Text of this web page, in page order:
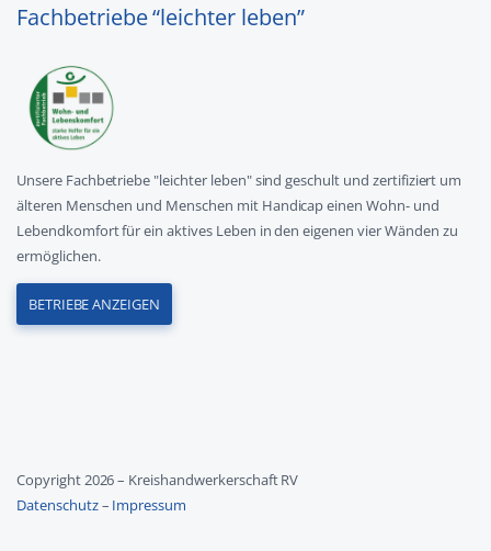
Fachbetriebe “leichter leben”
Unsere Fachbetriebe "leichter leben" sind geschult und zertifiziert um
älteren Menschen und Menschen mit Handicap einen Wohn- und
Lebendkomfort für ein aktives Leben in den eigenen vier Wänden zu
ermöglichen.
BETRIEBE ANZEIGEN
Copyright 2026 – Kreishandwerkerschaft RV
Datenschutz– Impressum